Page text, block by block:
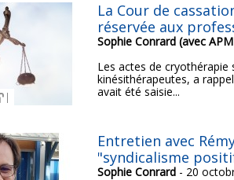
La Cour de
réservée aux
Sophie Conrard (avec
Les actes de
kinésithérapeutes, a
avait été saisie...
Entretien avec
"syndicalisme
Sophie Conrard - 20